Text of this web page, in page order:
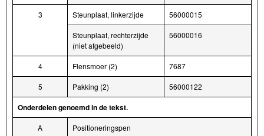
3 Steunplaat, linkerzijde 56000015
Steunplaat, rechterzijde
(niet afgebeeld)
56000016
4 Flensmoer (2) 7687
5 Pakking (2) 56000122
Onderdelen genoemd in de tekst.
A Positioneringspen